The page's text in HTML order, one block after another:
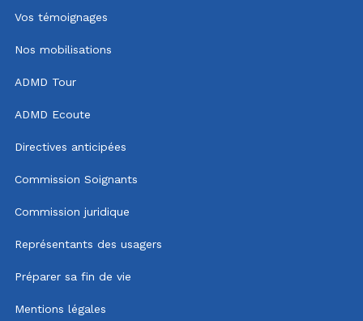
Vos témoignages
Nos mobilisations
ADMD Tour
ADMD Ecoute
Directives anticipées
Commission Soignants
Commission juridique
Représentants des usagers
Préparer sa fin de vie
Mentions légales